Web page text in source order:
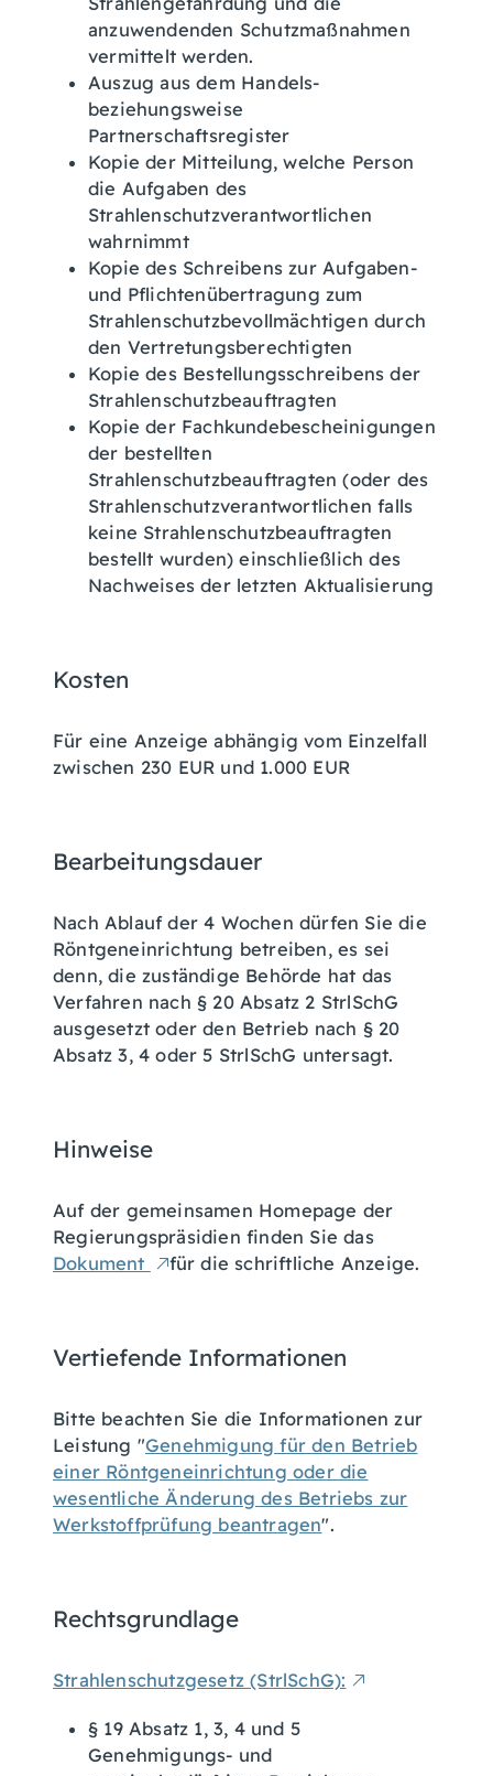
anzuwendenden Schutzmaßnahmen
vermittelt werden.
Auszug aus dem Handels-
beziehungsweise
Partnerschaftsregister
Kopie der Mitteilung, welche Person
die Aufgaben des
Strahlenschutzverantwortlichen
wahrnimmt
Kopie des Schreibens zur Aufgaben-
und Pflichtenübertragung zum
Strahlenschutzbevollmächtigen durch
den Vertretungsberechtigten
Kopie des Bestellungsschreibens der
Strahlenschutzbeauftragten
Kopie der Fachkundebescheinigungen
der bestellten
Strahlenschutzbeauftragten (oder des
Strahlenschutzverantwortlichen falls
keine Strahlenschutzbeauftragten
bestellt wurden) einschließlich des
Nachweises der letzten Aktualisierung
Kosten
Für eine Anzeige abhängig vom Einzelfall
zwischen 230 EUR und 1.000 EUR
Bearbeitungsdauer
Nach Ablauf der 4 Wochen dürfen Sie die
Röntgeneinrichtung betreiben, es sei
denn, die zuständige Behörde hat das
Verfahren nach § 20 Absatz 2 StrlSchG
ausgesetzt oder den Betrieb nach § 20
Absatz 3, 4 oder 5 StrlSchG untersagt.
Hinweise
Auf der gemeinsamen Homepage der
Regierungspräsidien finden Sie das
Dokument
für die schriftliche Anzeige.
Vertiefende Informationen
Bitte beachten Sie die Informationen zur
Leistung "Genehmigung für den Betrieb
einer Röntgeneinrichtung oder die
wesentliche Änderung des Betriebs zur
Werkstoffprüfung beantragen".
Rechtsgrundlage
Strahlenschutzgesetz (StrlSchG):
§ 19 Absatz 1, 3, 4 und 5
Genehmigungs- und